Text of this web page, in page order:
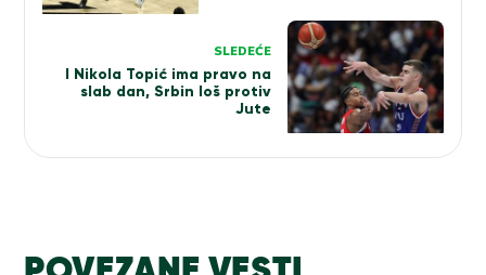
SLEDEĆE
I Nikola Topić ima pravo na
slab dan, Srbin loš protiv
Jute